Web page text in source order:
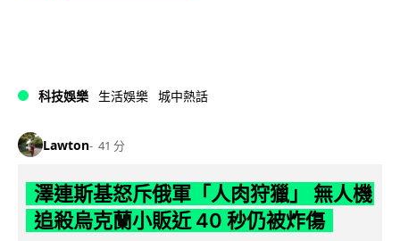
科技娛樂 生活娛樂 城中熱話
Lawton 41 分
澤連斯基怒斥俄軍「人肉狩獵」 無人機
追殺烏克蘭小販近 40 秒仍被炸傷